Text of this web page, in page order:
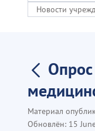
Новости
Опрос
Материал
Обновлён: 15